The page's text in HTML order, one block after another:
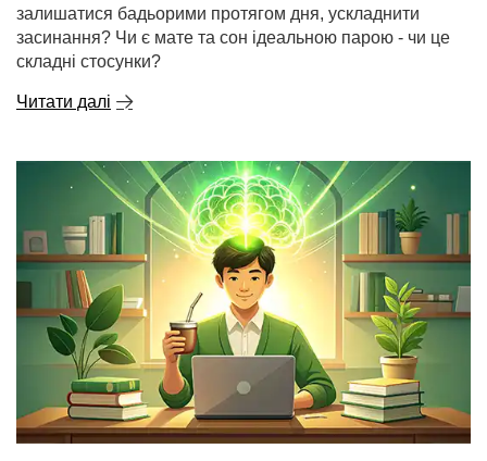
залишатися бадьорими протягом дня, ускладнити
засинання? Чи є мате та сон ідеальною парою - чи це
складні стосунки?
Читати далі